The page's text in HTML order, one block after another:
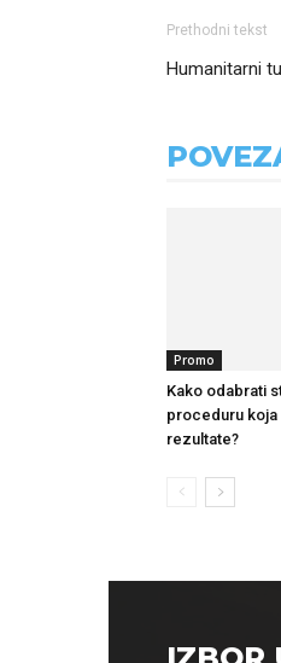
Prethodni tekst
Humanitarni
Promo
Kako odabrati
proceduru koja
rezultate?